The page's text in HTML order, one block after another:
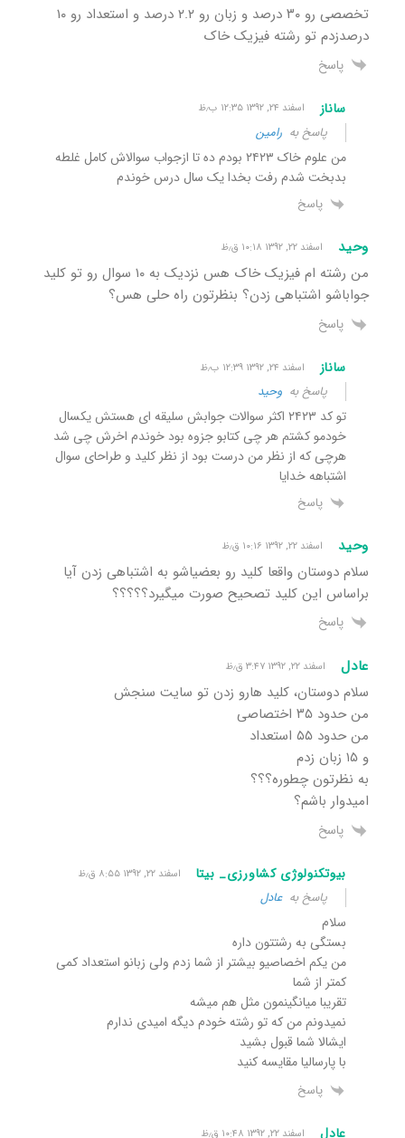
تخصصی رو ۳۰ درصد و زبان رو ۲.۲ درصد و استعداد رو ۱۰
درصدزدم تو رشته فیزیک خاک
پاسخ
ساناز اسفند ۲۴, ۱۳۹۲ ۱۲:۳۵ ب٫ظ
پاسخ به رامین
من علوم خاک ۲۴۲۳ بودم ده تا ازجواب سوالاش کامل غلطه
بدبخت شدم رفت بخدا یک سال درس خوندم
پاسخ
وحید اسفند ۲۲, ۱۳۹۲ ۱۰:۱۸ ق٫ظ
من رشته ام فیزیک خاک هس نزدیک به ۱۰ سوال رو تو کلید
جواباشو اشتباهی زدن؟ بنظرتون راه حلی هس؟
پاسخ
ساناز اسفند ۲۴, ۱۳۹۲ ۱۲:۳۹ ب٫ظ
پاسخ به وحید
تو کد ۲۴۲۳ اکثر سوالات جوابش سلیقه ای هستش یکسال
خودمو کشتم هر چی کتابو جزوه بود خوندم اخرش چی شد
هرچی که از نظر من درست بود از نظر کلید و طراحای سوال
اشتباهه خدایا
پاسخ
وحید اسفند ۲۲, ۱۳۹۲ ۱۰:۱۶ ق٫ظ
سلام دوستان واقعا کلید رو بعضیاشو به اشتباهی زدن آیا
براساس این کلید تصحیح صورت میگیرد؟؟؟؟؟
پاسخ
عادل اسفند ۲۲, ۱۳۹۲ ۳:۴۷ ق٫ظ
سلام دوستان، کلید هارو زدن تو سایت سنجش
من حدود ۳۵ اختصاصی
من حدود ۵۵ استعداد
و ۱۵ زبان زدم
به نظرتون چطوره؟؟؟
امیدوار باشم؟
پاسخ
بیوتکنولوژی کشاورزی_ بیتا اسفند ۲۲, ۱۳۹۲ ۸:۵۵ ق٫ظ
پاسخ بهعادل
سلام
بستگی به رشتتون داره
من یکم اخصاصیو بیشتر از شما زدم ولی زبانو استعداد کمی
کمتر از شما
تقریبا میانگینمون مثل هم میشه
نمیدونم من که تو رشته خودم دیگه امیدی ندارم
ایشالا شما قبول بشید
با پارسالیا مقایسه کنید
پاسخ
عادل اسفند ۲۲, ۱۳۹۲ ۱۰:۴۸ ق٫ظ